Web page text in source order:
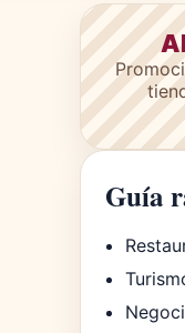
Guía